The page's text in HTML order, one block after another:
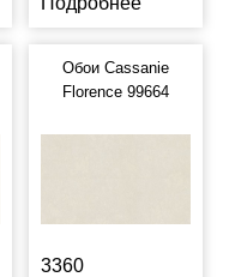
Обои Cassanie
Florence 99664
3360